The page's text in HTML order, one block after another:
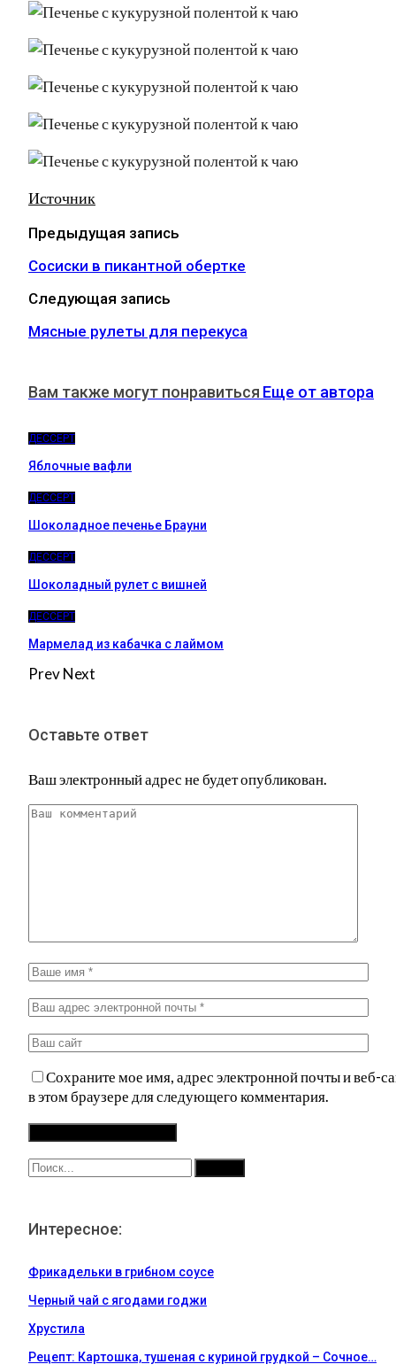
Источник
Предыдущая запись
Сосиски в пикантной обертке
Следующая запись
Мясные рулеты для перекуса
Вам также могут понравиться Еще от автора
ДЕССЕРТ
Яблочные вафли
ДЕССЕРТ
Шоколадное печенье Брауни
ДЕССЕРТ
Шоколадный рулет с вишней
ДЕССЕРТ
Мармелад из кабачка с лаймом
PrevNext
Оставьте ответ
Ваш электронный адрес не будет опубликован.
Сохраните мое имя, адрес электронной почты и веб-
в этом браузере для следующего комментария.
Интересное:
Фрикадельки в грибном соусе
Черный чай с ягодами годжи
Хрустила
Рецепт: Картошка, тушеная с куриной грудкой – Сочное…